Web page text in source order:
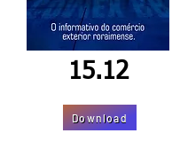
15.12
Download